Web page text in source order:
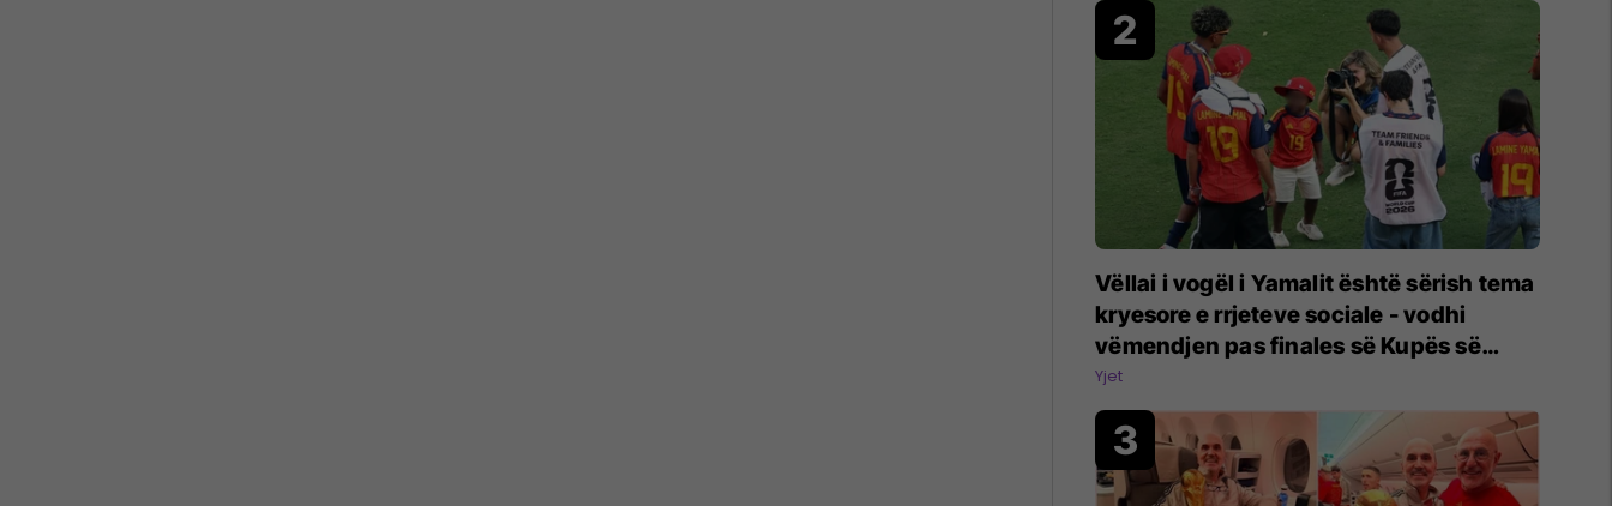
Vëllai i vogël i Yamalit është sërish tema
kryesore e rrjeteve sociale - vodhi
vëmendjen pas finales së Kupës së
Botës
Yjet